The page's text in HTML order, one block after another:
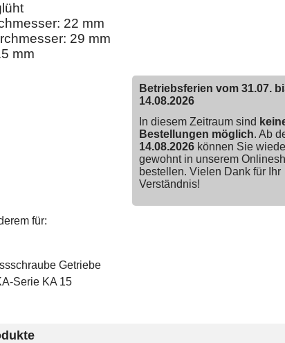
22 mm
29 mm
mm
Betriebsferien vom 31.07.
14.08.2026
In diesem Zeitraum sind
Bestellungen möglich. Ab
14.08.2026können Sie
gewohnt in unserem
bestellen. Vielen Dank für Ihr
Verständnis!
für:
Getriebe
Serie KA 15